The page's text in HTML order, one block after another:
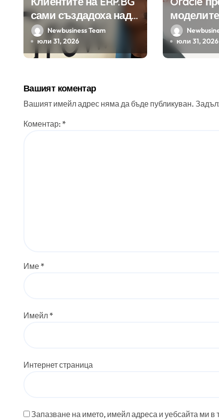
сами създадоха над
450 приложения за
ERP системата с
помощта на
изкуствен интелект
Newbusiness Team
юли 31, 2026
Google
клиенти
юли 31, 2026
Вашият коментар
Вашият имейл адрес няма да бъде публикуван.
Коментар: *
Име *
Имейл *
Интернет страница
Запазване на името, имейл адреса и уебсайта ми